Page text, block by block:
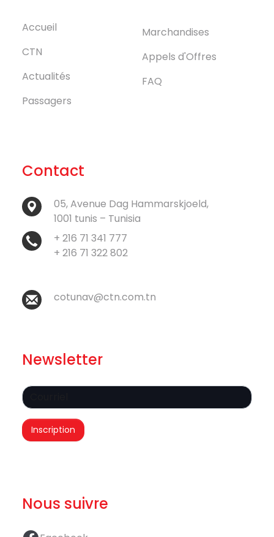
Accueil
CTN
Actualités
Passagers
Marchandises
Appels d'Offres
FAQ
Contact
05, Avenue Dag Hammarskjoeld,
1001 tunis – Tunisia
+ 216 71 341 777
+ 216 71 322 802
cotunav@ctn.com.tn
Newsletter
Nous suivre